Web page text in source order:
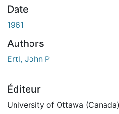
Date
1961
Authors
Ertl, John P
Éditeur
University of Ottawa (Canada)